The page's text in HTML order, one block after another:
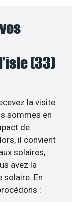
(33)
la visite
sommes en
de
il convient
solaires,
avez la
solaire. En
: